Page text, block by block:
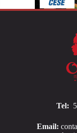
Tel:
Email: